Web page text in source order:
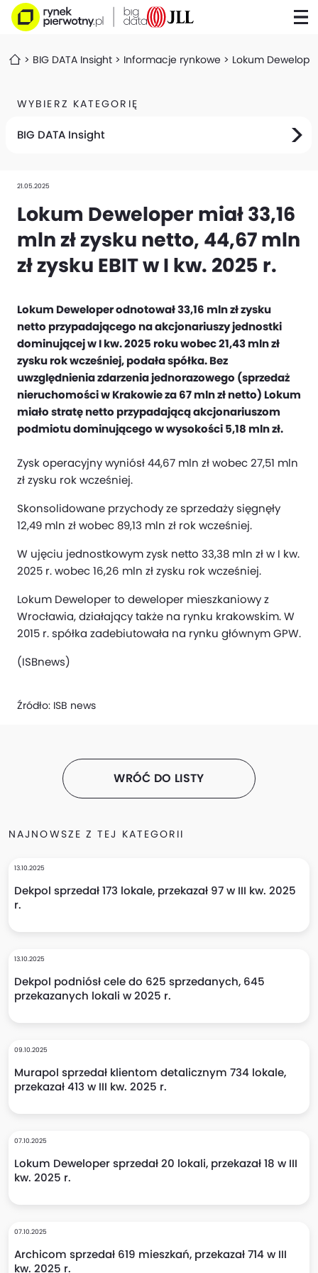
BIG DATA Insight Informacje rynkowe Lokum
WYBIERZ KATEGORIĘ
BIG DATA Insight
21.05.2025
Lokum Deweloper miał 33,16
mln zł zysku netto, 44,67 mln
zł zysku EBIT w I kw. 2025 r.
Lokum Deweloper odnotował 33,16 mln zł zysku
netto przypadającego na akcjonariuszy jednostki
dominującej w I kw. 2025 roku wobec 21,43 mln zł
zysku rok wcześniej, podała spółka. Bez
uwzględnienia zdarzenia jednorazowego (sprzedaż
nieruchomości w Krakowie za 67 mln zł netto) Lokum
miało stratę netto przypadającą akcjonariuszom
podmiotu dominującego w wysokości 5,18 mln zł.
Zysk operacyjny wyniósł 44,67 mln zł wobec 27,51 mln
zł zysku rok wcześniej.
Skonsolidowane przychody ze sprzedaży sięgnęły
12,49 mln zł wobec 89,13 mln zł rok wcześniej.
W ujęciu jednostkowym zysk netto 33,38 mln zł w I kw.
2025 r. wobec 16,26 mln zł zysku rok wcześniej.
Lokum Deweloper to deweloper mieszkaniowy z
Wrocławia, działający także na rynku krakowskim. W
2015 r. spółka zadebiutowała na rynku głównym GPW.
(ISBnews)
Źródło: ISB news
WRÓĆ DO LISTY
NAJNOWSZE Z TEJ KATEGORII
13.10.2025
Dekpol sprzedał 173 lokale, przekazał 97 w III kw. 2025
r.
13.10.2025
Dekpol podniósł cele do 625 sprzedanych, 645
przekazanych lokali w 2025 r.
09.10.2025
Murapol sprzedał klientom detalicznym 734 lokale,
przekazał 413 w III kw. 2025 r.
07.10.2025
Lokum Deweloper sprzedał 20 lokali, przekazał 18 w III
kw. 2025 r.
07.10.2025
Archicom sprzedał 619 mieszkań, przekazał 714 w III
kw. 2025 r.